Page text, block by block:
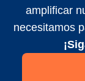
amplificar
necesitamos